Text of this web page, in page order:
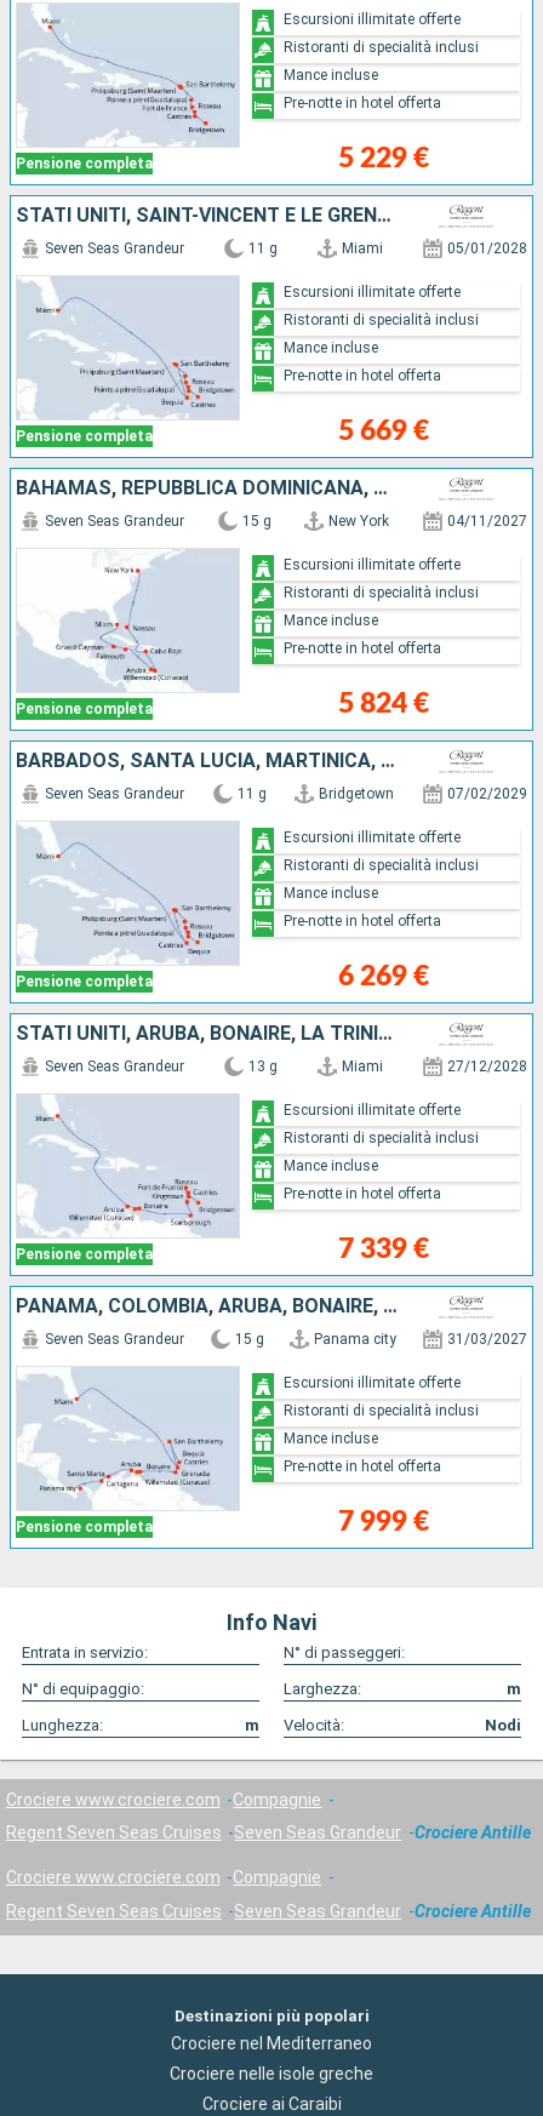
Pensione completa 5 229 €
Escursioni illimitate offerte
Ristoranti di specialità inclusi
Mance incluse
Pre-notte in hotel offerta
STATI UNITI, SAINT-VINCENT E LE GRENADINE, FRANCIA, SAINT MARTIN, GUADALUPA, DOMINICA, MARTINICA, SANTA LUCIA, BARBADOS
Pensione completa
Seven Seas Grandeur 11 g Miami 05/01/2028
5 669 €
Escursioni illimitate offerte
Ristoranti di specialità inclusi
Mance incluse
Pre-notte in hotel offerta
BAHAMAS, REPUBBLICA DOMINICANA, ARUBA, GIAMAICA, ISOLE CAYMAN, STATI UNITI
Pensione completa
Seven Seas Grandeur 15 g New York 04/11/2027
5 824 €
Escursioni illimitate offerte
Ristoranti di specialità inclusi
Mance incluse
Pre-notte in hotel offerta
BARBADOS, SANTA LUCIA, MARTINICA, DOMINICA, GUADALUPA, FRANCIA, SAINT MARTIN, SAINT-VINCENT E LE GRENADINE, STATI UNITI
Pensione completa
Seven Seas Grandeur 11 g Bridgetown 07/02/2029
6 269 €
Escursioni illimitate offerte
Ristoranti di specialità inclusi
Mance incluse
Pre-notte in hotel offerta
STATI UNITI, ARUBA, BONAIRE, LA TRINIDAD ETOBAGO, SAINT-VINCENT E LE GRENADINE, MARTINICA, DOMINICA, SANTA LUCIA, BARBADOS
Pensione completa
Seven Seas Grandeur 13 g Miami 27/12/2028
7 339 €
Escursioni illimitate offerte
Ristoranti di specialità inclusi
Mance incluse
Pre-notte in hotel offerta
PANAMA, COLOMBIA, ARUBA, BONAIRE, GRENADA, SANTA LUCIA, FRANCIA, SAINT-VINCENT E LE GRENADINE, STATI UNITI
Pensione completa
Seven Seas Grandeur 15 g Panama city 31/03/2027
7 999 €
Escursioni illimitate offerte
Ristoranti di specialità inclusi
Mance incluse
Pre-notte in hotel offerta
Info Navi
Entrata in servizio:
N° di passeggeri:
N° di equipaggio:
Larghezza:
m
Lunghezza:
m Velocità: Nodi
Crociere www.crociere.com
Compagnie
Regent Seven Seas Cruises
Seven Seas Grandeur Crociere Antille
Crociere www.crociere.com
Compagnie
Regent Seven Seas Cruises
Seven Seas Grandeur Crociere Antille
Destinazioni più popolari
Crociere nel Mediterraneo
Crociere nelle isole greche
Crociere ai Caraibi